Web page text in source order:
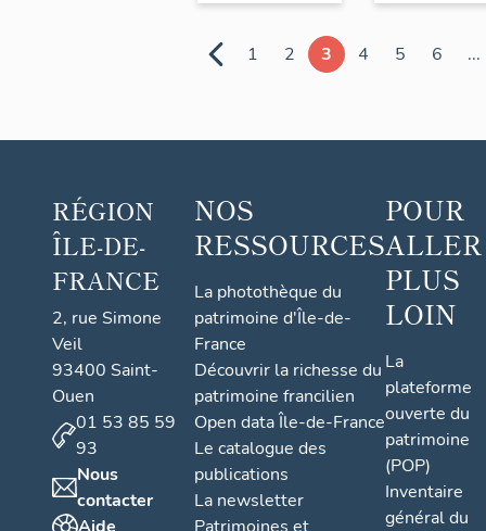
1 2 3 4 5 6 ...
RÉGION
ÎLE-DE-
FRANCE
2, rue Simone
Veil
93400 Saint-
Ouen
01 53 85 59
93
Nous
contacter
NOS
RESSOURCES
La photothèque du
patrimoine d'Île-de-
France
Découvrir la richesse du
patrimoine francilien
Open data Île-de-France
Le catalogue des
publications
La newsletter
POUR
ALLER
PLUS
LOIN
La
plateforme
ouverte du
patrimoine
(POP)
Inventaire
général du